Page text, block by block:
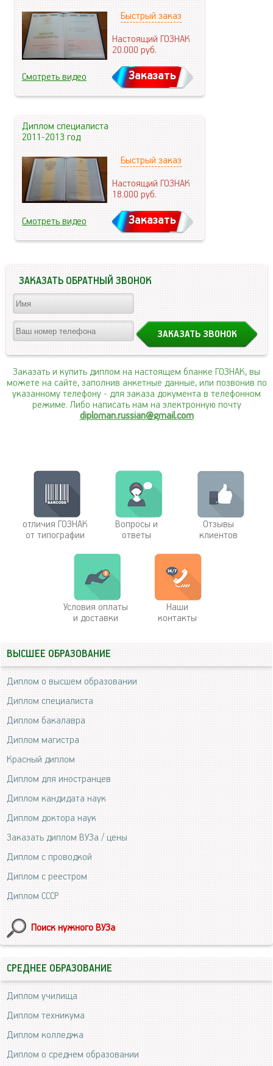
Быстрый заказ
Настоящий ГОЗНАК
20.000руб.
Смотреть видео Заказать
Диплом специалиста
2011-2013 год
Быстрый заказ
Настоящий ГОЗНАК
18.000руб.
Смотреть видео Заказать
ЗАКАЗАТЬ ОБРАТНЫЙ ЗВОНОК
Заказать и купить диплом на настоящем бланке ГОЗНАК, вы
можете на сайте, заполнив анкетные данные, или позвонив по
указанному телефону - для заказа документа в телефонном
режиме. Либо написать нам на электронную почту
diploman.russian@gmail.com
отличия ГОЗНАК
от типографии
Вопросы и
ответы
Отзывы
клиентов
Условия оплаты
и доставки
Наши
контакты
ВЫСШЕЕ ОБРАЗОВАНИЕ
Диплом о высшем образовании
Диплом специалиста
Диплом бакалавра
Диплом магистра
Красный диплом
Диплом для иностранцев
Диплом кандидата наук
Диплом доктора наук
Заказать диплом ВУЗа / цены
Диплом с проводкой
Диплом с реестром
Диплом СССР
Поиск нужного ВУЗа
СРЕДНЕЕ ОБРАЗОВАНИЕ
Диплом училища
Диплом техникума
Диплом колледжа
Диплом о среднем образовании